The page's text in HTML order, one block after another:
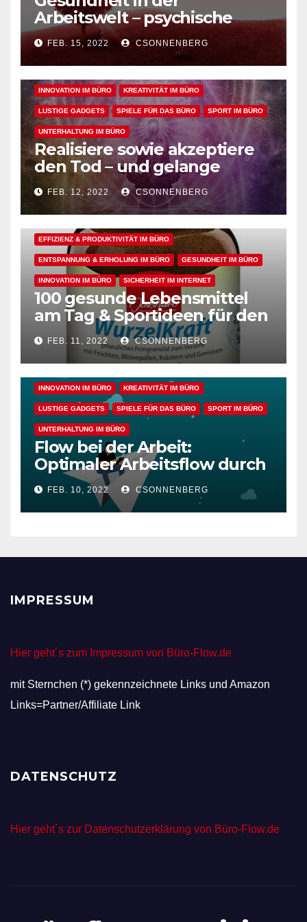
Arbeitswelt – psychische
sowie geistige, körperliche
und seelische Gesundheit
bei der Arbeit fördern
FEB. 15, 2022 CSONNENBERG
ALLGEMEIN ARBEITSFLOW BÜRO GADGETS
BÜRO GADGETS FÜR FRAUEN BÜRO GADGETS FÜR MÄNNER
EFFIZIENZ & PRODUKTIVITÄT IM BÜRO
INNOVATION IM BÜRO KREATIVITÄT IM BÜRO
LUSTIGE GADGETS SPIELE FÜR DAS BÜRO SPORT IM BÜRO
UNTERHALTUNG IM BÜRO
Realisiere sowie akzeptiere
den Tod – und gelange
dadurch in den perfekten
Arbeitsflow
FEB. 12, 2022 CSONNENBERG
EFFIZIENZ & PRODUKTIVITÄT IM BÜRO
ENTSPANNUNG & ERHOLUNG IM BÜRO GESUNDHEIT IM BÜRO
INNOVATION IM BÜRO SICHERHEIT IM INTERNET
100 gesunde Lebensmittel
am Tag & Sportideen für den
Arbeitsalltag – für einen
gesunden Büroalltag
FEB. 11, 2022 CSONNENBERG
ALLGEMEIN ARBEITSFLOW BÜRO GADGETS
BÜRO GADGETS FÜR FRAUEN BÜRO GADGETS FÜR MÄNNER
EFFIZIENZ & PRODUKTIVITÄT IM BÜRO
INNOVATION IM BÜRO KREATIVITÄT IM BÜRO
LUSTIGE GADGETS SPIELE FÜR DAS BÜRO SPORT IM BÜRO
UNTERHALTUNG IM BÜRO
Flow bei der Arbeit:
Optimaler Arbeitsflow durch
wache Achtsamkeit
FEB. 10, 2022 CSONNENBERG
IMPRESSUM
Hier geht´s zum Impressum von Büro-Flow.de
mit Sternchen (*) gekennzeichnete Links und Amazon
Links=Partner/Affiliate Link
DATENSCHUTZ
Hier geht´s zur Datenschutzerklärung von Büro-Flow.de